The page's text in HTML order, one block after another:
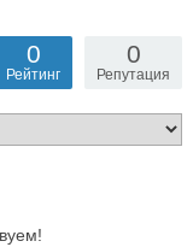
0
Репутация
0
Рейтинг